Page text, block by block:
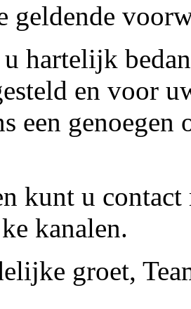
geldende
hartelijk
en voor
een
kunt u contact
kanalen.
groet,